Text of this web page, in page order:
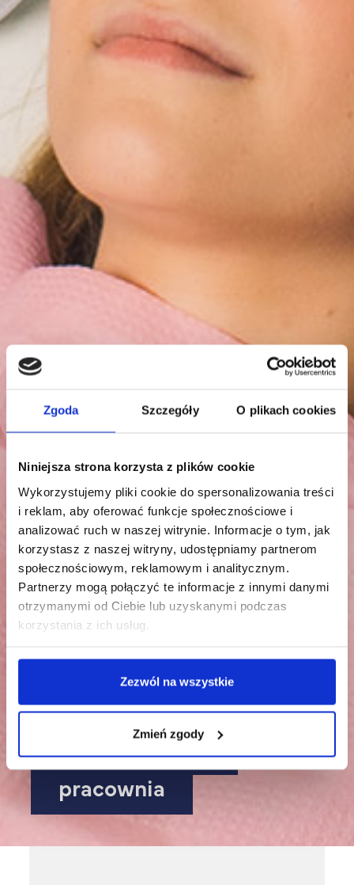
Zgoda Szczegóły O plikach cookies
Niniejsza strona korzysta z plików cookie
Wykorzystujemy pliki cookie do spersonalizowania treści
i reklam, aby oferować funkcje społecznościowe i
analizować ruch w naszej witrynie. Informacje o tym, jak
korzystasz z naszej witryny, udostępniamy partnerom
społecznościowym, reklamowym i analitycznym.
Partnerzy mogą połączyć te informacje z innymi danymi
otrzymanymi od Ciebie lub uzyskanymi podczas
korzystania z ich usług.
Zezwól na wszystkie
Zmień zgody
pracownia